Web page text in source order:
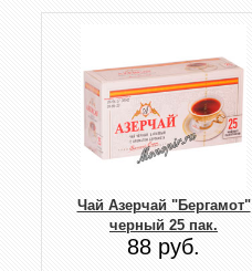
Чай Азерчай "Бергамот"
черный 25 пак.
88 руб.